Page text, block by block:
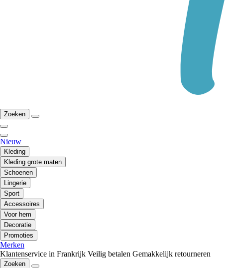
Zoeken
Nieuw
Kleding
Kleding grote maten
Schoenen
Lingerie
Sport
Accessoires
Voor hem
Decoratie
Promoties
Merken
Klantenservice in Frankrijk Veilig betalen Gemakkelijk retourneren
Zoeken